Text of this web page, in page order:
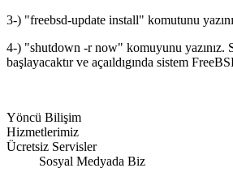
3-) "freebsd-update install" komutunu
4-) "shutdown -r now" komuyunu yazınız.
başlayacaktır ve açaıldıgında sistem
Yöncü Bilişim
Hizmetlerimiz
Ücretsiz Servisler
Sosyal Medyada Biz